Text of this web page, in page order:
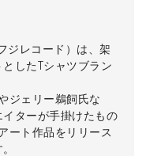
ジレコード）は、架
したTシャツブラン
ジェリー鵜飼氏な
ターが手掛けたもの
ート作品をリリース